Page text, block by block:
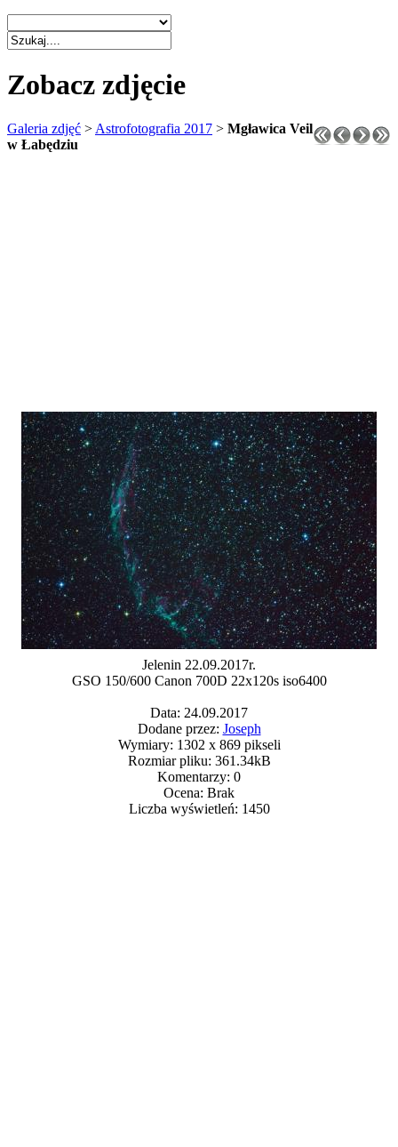
Zobacz zdjęcie
Galeria zdjęć > Astrofotografia 2017 > Mgławica Veil
w Łabędziu
Jelenin 22.09.2017r.
GSO 150/600 Canon 700D 22x120s iso6400
Data: 24.09.2017
Dodane przez: Joseph
Wymiary: 1302 x 869 pikseli
Rozmiar pliku: 361.34kB
Komentarzy: 0
Ocena: Brak
Liczba wyświetleń: 1450